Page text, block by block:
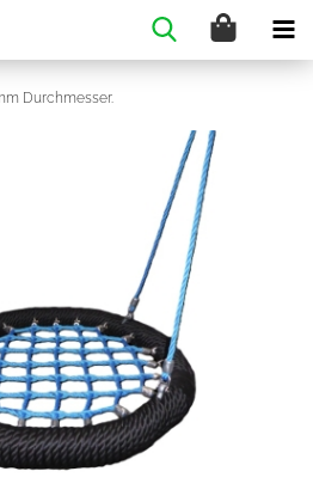
Durchmesser.